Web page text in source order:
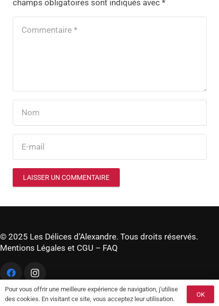
champs obligatoires sont indiqués avec *
LAISSER UN COMMENTAIRE
© 2025 Les Délices d’Alexandre. Tous droits réservés.
Mentions Légales et CGU – FAQ
Pour vous offrir une meilleure expérience de navigation, j'utilise
des cookies. En visitant ce site, vous acceptez leur utilisation.
OK